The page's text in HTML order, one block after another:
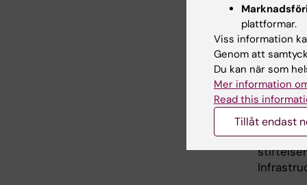
något
kan
socker
sådana
plattformar.
Viss information
Genom att
Du kan när som
Mer information
Read this
Tillåt endast